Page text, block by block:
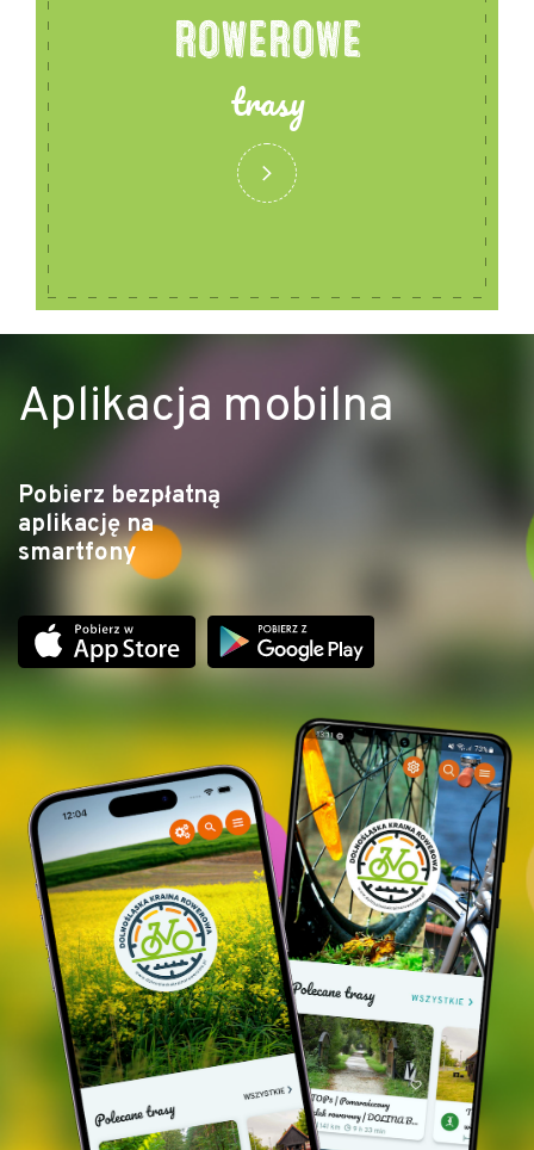
ROWEROWE
trasy
Aplikacja mobilna
Pobierz bezpłatną
aplikację na
smartfony